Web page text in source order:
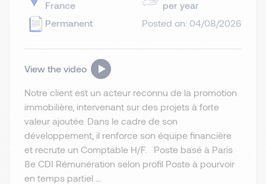
France
Permanent
per year
Posted on: 04/08/2026
View the video
Notre client est un acteur reconnu de la promotion
immobilière, intervenant sur des projets à forte
valeur ajoutée. Dans le cadre de son
développement, il renforce son équipe financière
et recrute un Comptable H/F. Poste basé à Paris
8e CDI Rémunération selon profil Poste à pourvoir
en temps partiel ...